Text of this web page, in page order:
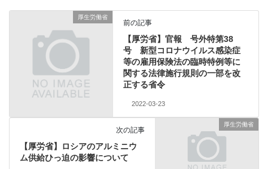
厚生労働省
前の記事
【厚労省】官報 号外特第38
号 新型コロナウイルス感染症
等の雇用保険法の臨時特例等に
関する法律施行規則の一部を改
正する省令
2022-03-23
厚生労働省
次の記事
【厚労省】ロシアのアルミニウ
ム供給ひっ迫の影響について